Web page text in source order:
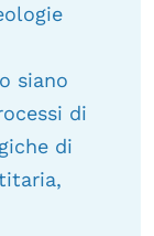
siano
di
di